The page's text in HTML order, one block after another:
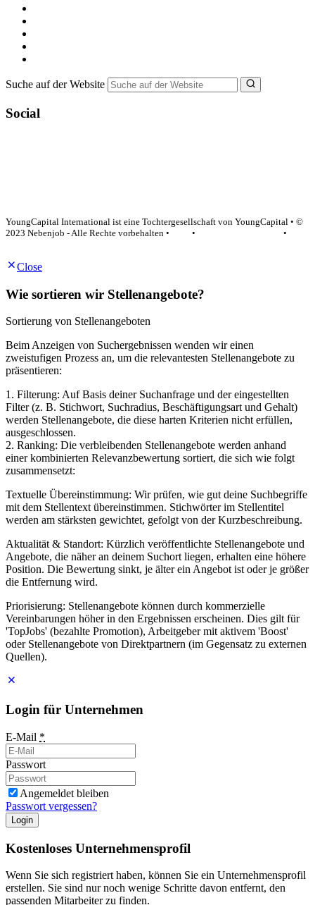
Suche auf der Website
Social
YoungCapital International ist eine Tochtergesellschaft von YoungCapital • ©
2023 Nebenjob - Alle Rechte vorbehalten •
•
•
Close
Wie sortieren wir Stellenangebote?
Sortierung von Stellenangeboten
Beim Anzeigen von Suchergebnissen wenden wir einen
zweistufigen Prozess an, um die relevantesten Stellenangebote zu
präsentieren:
1. Filterung: Auf Basis deiner Suchanfrage und der eingestellten
Filter (z. B. Stichwort, Suchradius, Beschäftigungsart und Gehalt)
werden Stellenangebote, die diese harten Kriterien nicht erfüllen,
ausgeschlossen.
2. Ranking: Die verbleibenden Stellenangebote werden anhand
einer kombinierten Relevanzbewertung sortiert, die sich wie folgt
zusammensetzt:
Textuelle Übereinstimmung: Wir prüfen, wie gut deine Suchbegriffe
mit dem Stellentext übereinstimmen. Stichwörter im Stellentitel
werden am stärksten gewichtet, gefolgt von der Kurzbeschreibung.
Aktualität & Standort: Kürzlich veröffentlichte Stellenangebote und
Angebote, die näher an deinem Suchort liegen, erhalten eine höhere
Position. Die Bewertung sinkt, je älter ein Angebot ist oder je größer
die Entfernung wird.
Priorisierung: Stellenangebote können durch kommerzielle
Vereinbarungen höher in den Ergebnissen erscheinen. Dies gilt für
'TopJobs' (bezahlte Promotion), Arbeitgeber mit aktivem 'Boost'
oder Stellenangebote von Direktpartnern (im Gegensatz zu externen
Quellen).
Login für Unternehmen
E-Mail *
Passwort
Angemeldet bleiben
Passwort vergessen?
Login
Kostenloses Unternehmensprofil
Wenn Sie sich registriert haben, können Sie ein Unternehmensprofil
erstellen. Sie sind nur noch wenige Schritte davon entfernt, den
passenden Mitarbeiter zu finden.